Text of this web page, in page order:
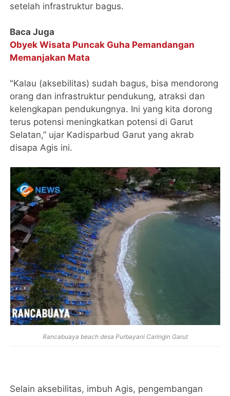
setelah infrastruktur bagus.
Baca Juga
Obyek Wisata Puncak Guha Pemandangan
Memanjakan Mata
"Kalau (aksebilitas) sudah bagus, bisa mendorong
orang dan infrastruktur pendukung, atraksi dan
kelengkapan pendukungnya. Ini yang kita dorong
terus potensi meningkatkan potensi di Garut
Selatan,” ujar Kadisparbud Garut yang akrab
disapa Agis ini.
Rancabuaya beach desa Purbayani Caringin Garut
Selain aksebilitas, imbuh Agis, pengembangan